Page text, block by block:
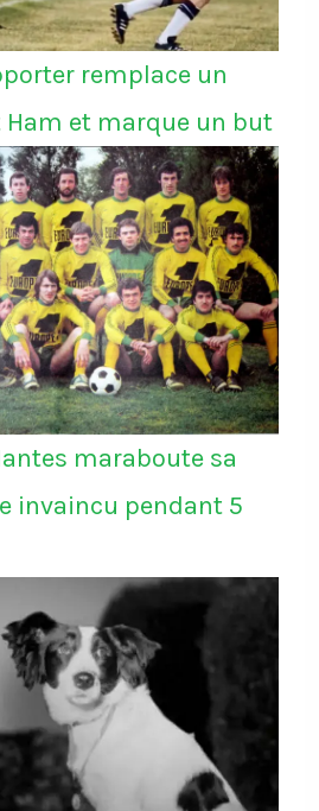
remplace un
Ham et marque un but
maraboute sa
invaincu pendant 5